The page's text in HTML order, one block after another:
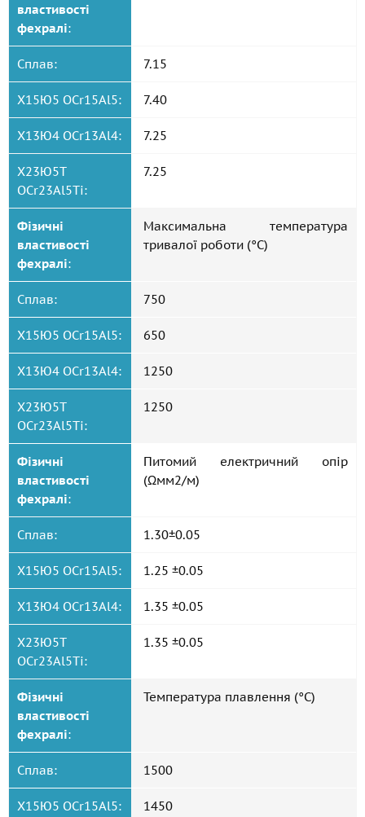
властивості
фехралі:
Сплав: 7.15
Х15Ю5 OCr15Al5: 7.40
Х13Ю4 OCr13Al4: 7.25
Х23Ю5Т
OCr23Al5Ti:
7.25
Фізичні
властивості
фехралі:
Максимальна температура
тривалої роботи (°C)
Сплав: 750
Х15Ю5 OCr15Al5: 650
Х13Ю4 OCr13Al4: 1250
Х23Ю5Т
OCr23Al5Ti:
1250
Фізичні
властивості
фехралі:
Питомий електричний опір
(Ωмм2/м)
Сплав: 1.30±0.05
Х15Ю5 OCr15Al5: 1.25 ±0.05
Х13Ю4 OCr13Al4: 1.35 ±0.05
Х23Ю5Т
OCr23Al5Ti:
1.35 ±0.05
Фізичні
властивості
фехралі:
Температура плавлення (°C)
Сплав: 1500
Х15Ю5 OCr15Al5: 1450